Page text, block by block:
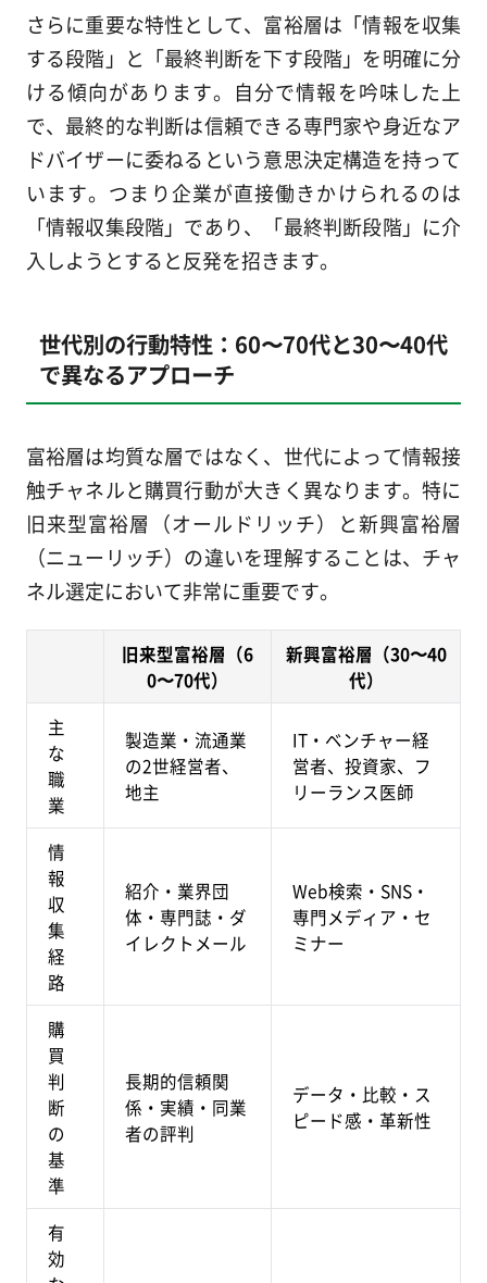
さらに重要な特性として、富裕層は「情報を収集
する段階」と「最終判断を下す段階」を明確に分
ける傾向があります。自分で情報を吟味した上
で、最終的な判断は信頼できる専門家や身近なア
ドバイザーに委ねるという意思決定構造を持って
います。つまり企業が直接働きかけられるのは
「情報収集段階」であり、「最終判断段階」に介
入しようとすると反発を招きます。
世代別の行動特性：60〜70代と30〜40代
で異なるアプローチ
富裕層は均質な層ではなく、世代によって情報接
触チャネルと購買行動が大きく異なります。特に
旧来型富裕層（オールドリッチ）と新興富裕層
（ニューリッチ）の違いを理解することは、チャ
ネル選定において非常に重要です。
旧来型富裕層（6
0〜70代）
新興富裕層（30〜40
代）
主
な
職
業
製造業・流通業
の2世経営者、
地主
IT・ベンチャー経
営者、投資家、フ
リーランス医師
情
報
収
集
経
路
紹介・業界団
体・専門誌・ダ
イレクトメール
Web検索・SNS・
専門メディア・セ
ミナー
購
買
判
断
の
基
準
長期的信頼関
係・実績・同業
者の評判
データ・比較・ス
ピード感・革新性
有
効